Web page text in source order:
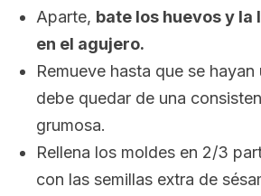
Aparte, bate los huevos y la
en el agujero.
Remueve hasta que se
debe quedar de una
grumosa.
Rellena los moldes en 2/3
con las semillas extra de